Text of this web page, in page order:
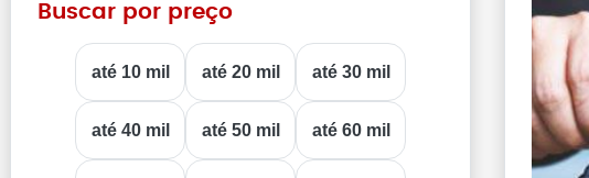
Buscar por preço
até 10 mil até 20 mil até 30 mil
até 40 mil até 50 mil até 60 mil